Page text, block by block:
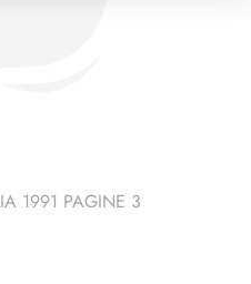
1991 PAGINE 3